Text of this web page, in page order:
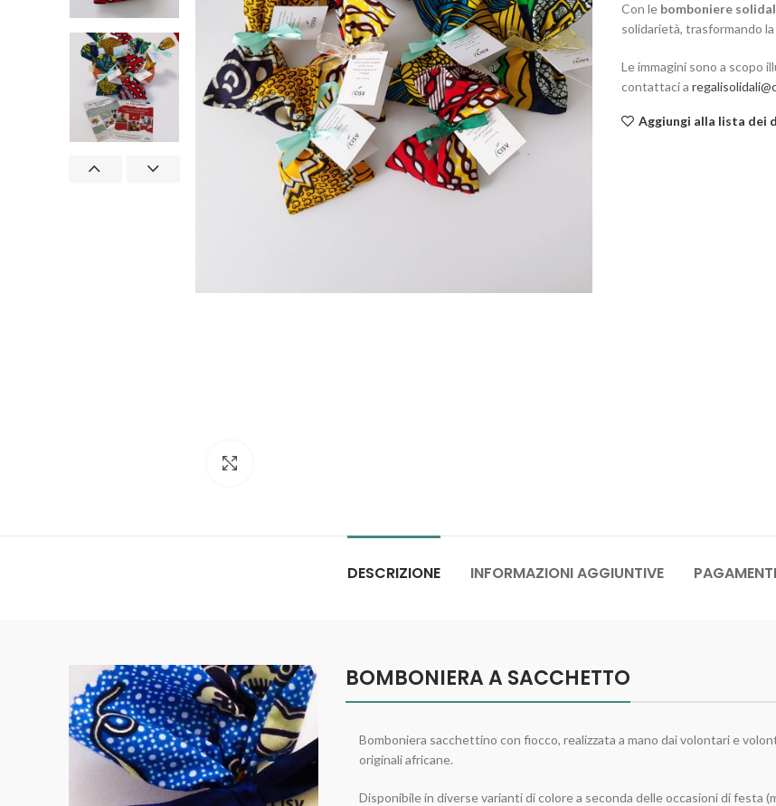
Con le bomboniere
solidarietà, trasformando
Le immagini sono a scopo
contattaci a
Aggiungi alla lista dei
DESCRIZIONE INFORMAZIONI AGGIUNTIVE
BOMBONIERA A SACCHETTO
Bomboniera sacchettino con fiocco, realizzata a mano dai volontari e
originali africane.
Disponibile in diverse varianti di colore a seconda delle occasioni di festa